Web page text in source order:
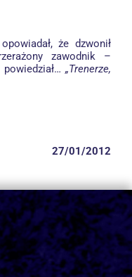
że dzwonił
zawodnik –
„Trenerze,
27/01/2012